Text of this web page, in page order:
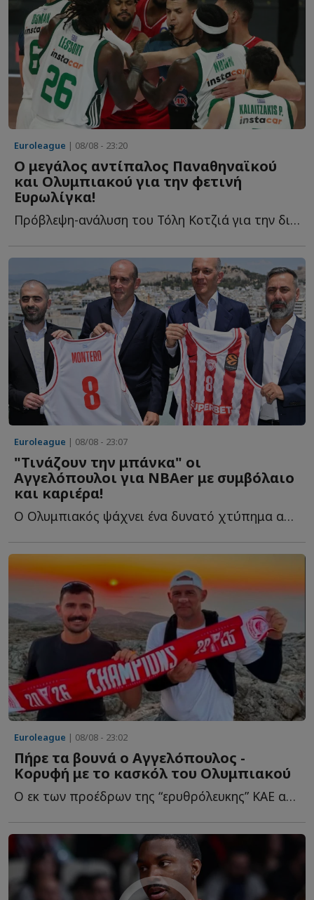
Euroleague | 08/08 - 23:20
Ο μεγάλος αντίπαλος Παναθηναϊκού
και Ολυμπιακού για την φετινή
Ευρωλίγκα!
Πρόβλεψη-ανάλυση του Τόλη Κοτζιά για την διοργάνωση π...
Euroleague | 08/08 - 23:07
"Τινάζουν την μπάνκα" οι
Αγγελόπουλοι για NBAer με συμβόλαιο
και καριέρα!
Ο Ολυμπιακός ψάχνει ένα δυνατό χτύπημα από την Αμερική κ...
Euroleague | 08/08 - 23:02
Πήρε τα βουνά ο Αγγελόπουλος -
Κορυφή με το κασκόλ του Ολυμπιακού
Ο εκ των προέδρων της “ερυθρόλευκης” ΚΑΕ ανέβηκε σ...